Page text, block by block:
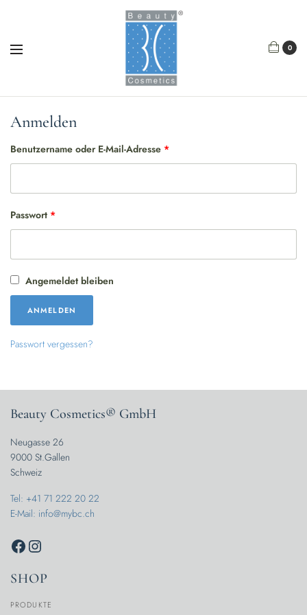
0
Anmelden
Benutzername oder E-Mail-Adresse *
Passwort *
Angemeldet bleiben
ANMELDEN
Passwort vergessen?
Beauty Cosmetics® GmbH
Neugasse 26
9000 St.Gallen
Schweiz
Tel: +41 71 222 20 22
E-Mail: info@mybc.ch
SHOP
PRODUKTE